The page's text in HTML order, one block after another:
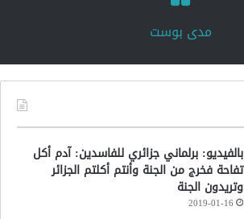
‏مدى بوست‏
بالفيديو: برلماني جزائري للفاسدين: آدم أكل
تفاحة فخرج من الجنة وأنتم أكلتم الجزائر
وتريدون الجنة
2019-01-16